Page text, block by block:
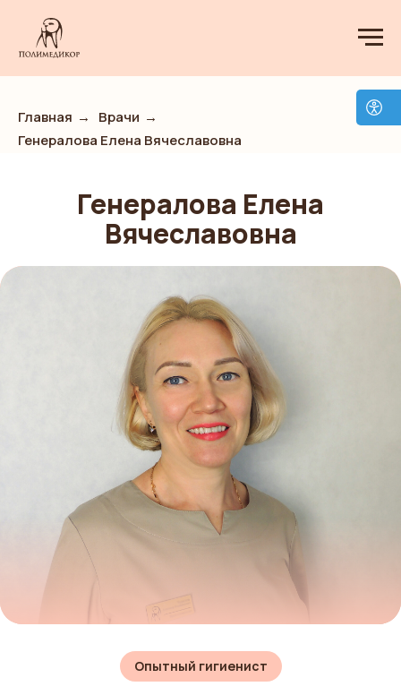
Главная → Врачи →
Генералова Елена Вячеславовна
Опытный гигиенист
Генералова Елена
Вячеславовна